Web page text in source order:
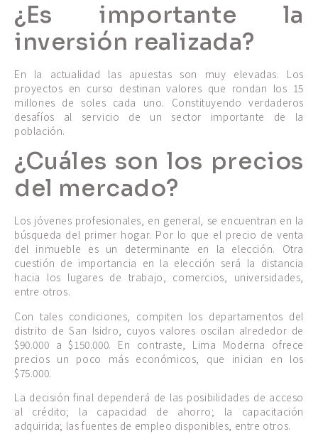
¿Es importante la
inversión realizada?
En la actualidad las apuestas son muy elevadas. Los
proyectos en curso destinan valores que rondan los 15
millones de soles cada uno. Constituyendo verdaderos
desafíos al servicio de un sector importante de la
población.
¿Cuáles son los precios
del mercado?
Los jóvenes profesionales, en general, se encuentran en la
búsqueda del primer hogar. Por lo que el precio de venta
del inmueble es un determinante en la elección. Otra
cuestión de importancia en la elección será la distancia
hacia los lugares de trabajo, comercios, universidades,
entre otros.
Con tales condiciones, compiten los departamentos del
distrito de San Isidro, cuyos valores oscilan alrededor de
$90.000 a $150.000. En contraste, Lima Moderna ofrece
precios un poco más económicos, que inician en los
$75.000.
La decisión final dependerá de las posibilidades de acceso
al crédito; la capacidad de ahorro; la capacitación
adquirida; las fuentes de empleo disponibles, entre otros.